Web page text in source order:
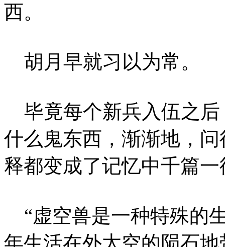
西。
胡月早就习以为常。
毕竟每个新兵入伍之后
什么鬼东西，渐渐地，
释都变成了记忆中千篇
“虚空兽是一种特殊的
年生活在外太空的陨石